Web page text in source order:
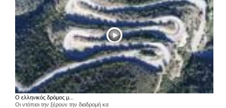
Ο ελληνικός δρόμος μ...
Οι ντόπιοι την ξέρουν την διαδρομή κα